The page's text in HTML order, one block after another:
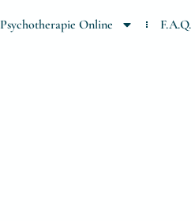
Psychotherapie Online F.A.Q.